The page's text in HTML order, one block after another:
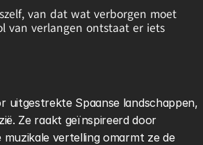
van dat wat verborgen moet
van verlangen ontstaat er iets
uitgestrekte Spaanse landschappen,
Ze raakt geïnspireerd door
vertelling omarmt ze de